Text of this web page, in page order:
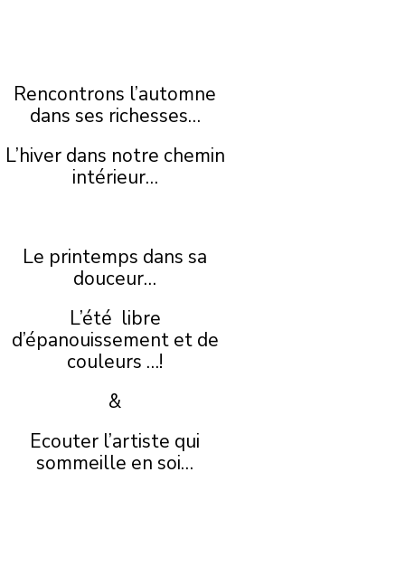
Rencontrons l’automne
dans ses richesses…
L’hiver dans notre chemin
intérieur…
Le printemps dans sa
douceur…
L’été libre
d’épanouissement et de
couleurs …!
&
Ecouter l’artiste qui
sommeille en soi…